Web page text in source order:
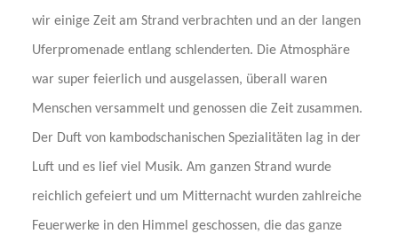
wir einige Zeit am Strand verbrachten und an der langen
Uferpromenade entlang schlenderten. Die Atmosphäre
war super feierlich und ausgelassen, überall waren
Menschen versammelt und genossen die Zeit zusammen.
Der Duft von kambodschanischen Spezialitäten lag in der
Luft und es lief viel Musik. Am ganzen Strand wurde
reichlich gefeiert und um Mitternacht wurden zahlreiche
Feuerwerke in den Himmel geschossen, die das ganze